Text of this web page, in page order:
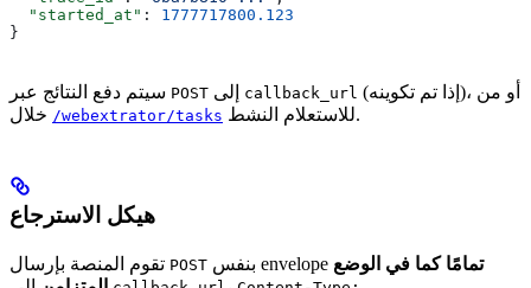
  "started_at"
: 1777717800.123
}
POST callback_url (إذا تم تكوينه)، أو من
/webextrator/tasks للاستعلام النشط.
هيكل الاسترجاع
POST بنفس envelope تمامًا كما في الوضع